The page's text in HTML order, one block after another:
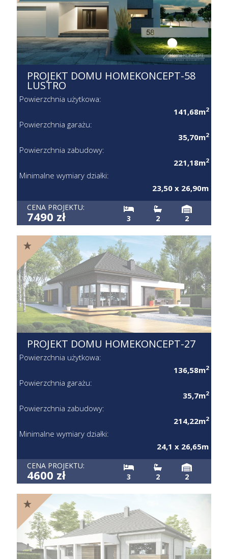
PROJEKT DOMU HOMEKONCEPT-58
LUSTRO
Powierzchnia użytkowa:
141,68m2
Powierzchnia garażu:
35,70m2
Powierzchnia zabudowy:
221,18m2
Minimalne wymiary działki:
23,50 x 26,90m
CENA PROJEKTU:
7490 zł 3 2 2
PROJEKT DOMU HOMEKONCEPT-27
Powierzchnia użytkowa:
136,58m2
Powierzchnia garażu:
35,7m2
Powierzchnia zabudowy:
214,22m2
Minimalne wymiary działki:
24,1 x 26,65m
CENA PROJEKTU:
4600 zł 3 2 2